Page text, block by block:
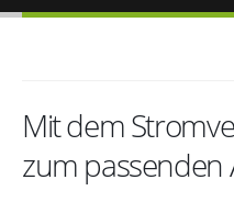
Mit dem
zum passenden